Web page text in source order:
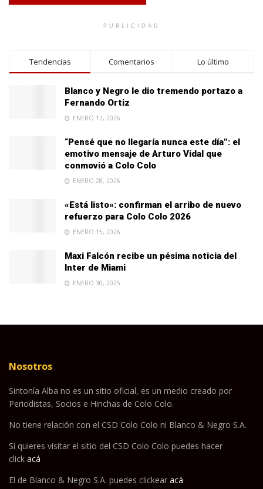
PUBLICIDAD
Tendencias Comentarios Lo último
Blanco y Negro le dio tremendo portazo a
Fernando Ortiz
ENERO 12, 2026
“Pensé que no llegaría nunca este día”: el
emotivo mensaje de Arturo Vidal que
conmovió a Colo Colo
ENERO 28, 2026
«Está listo»: confirman el arribo de nuevo
refuerzo para Colo Colo 2026
ENERO 15, 2026
Maxi Falcón recibe un pésima noticia del
Inter de Miami
ENERO 30, 2025
Nosotros
Sintonía Alba no es un sitio oficial, es un medio creado por
Periodistas, Socios e Hinchas de Colo Colo.
No tiene relación con el CSD Colo Colo ni Blanco & Negro S.A.
Si quieres visitar el sitio del CSD Colo Colo puedes hacer
click acá
El de Blanco & Negro S.A. puedes clickear acá.